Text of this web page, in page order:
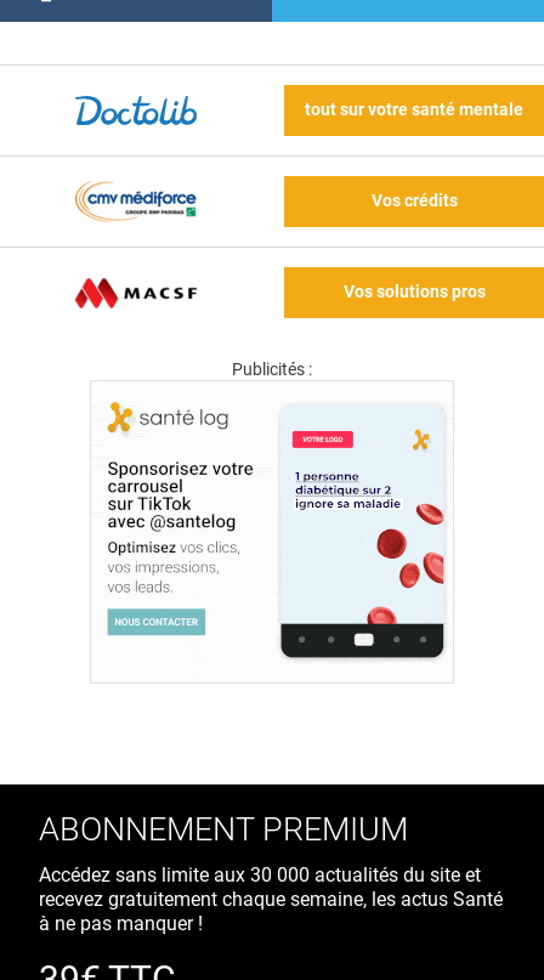
tout sur votre santé mentale
Vos crédits
Vos solutions pros
Publicités :
ABONNEMENT PREMIUM
Accédez sans limite aux 30 000 actualités du site et
recevez gratuitement chaque semaine, les actus Santé
à ne pas manquer !